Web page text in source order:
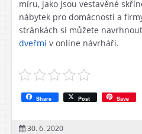
míru, jako jsou vestavěné
nábytek pro domácnosti a
stránkách si můžete
dveřmi v online návrháři.
Share Post Save
30. 6. 2020